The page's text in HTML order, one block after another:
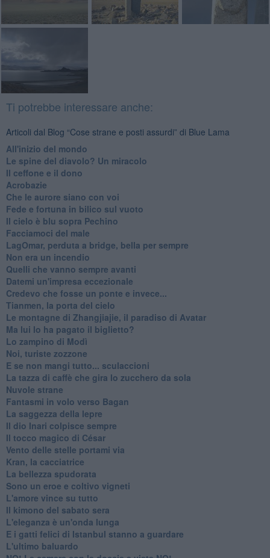
Ti potrebbe interessare anche:
Articoli dal Blog “Cose strane e posti assurdi” di Blue Lama
All'inizio del mondo
Le spine del diavolo? Un miracolo
Il ceffone e il dono
Acrobazie
Che le aurore siano con voi
Fede e fortuna in bilico sul vuoto
Il cielo è blu sopra Pechino
Facciamoci del male
LagOmar, perduta a bridge, bella per sempre
Non era un incendio
Quelli che vanno sempre avanti
Datemi un'impresa eccezionale
Credevo che fosse un ponte e invece...
Tianmen, la porta del cielo
Le montagne di Zhangjiajie, il paradiso di Avatar
Ma lui lo ha pagato il biglietto?
Lo zampino di Modì
Noi, turiste zozzone
E se non mangi tutto... sculaccioni
La tazza di caffè che gira lo zucchero da sola
Nuvole strane
Fantasmi in volo verso Bagan
La saggezza della lepre
Il dio Inari colpisce sempre
Il tocco magico di César
Vento delle stelle portami via
Kran, la cacciatrice
La bellezza spudorata
Sono un eroe e coltivo vigneti
L'amore vince su tutto
Il kimono del sabato sera
L'eleganza è un'onda lunga
E i gatti felici di Istanbul stanno a guardare
L'ultimo baluardo